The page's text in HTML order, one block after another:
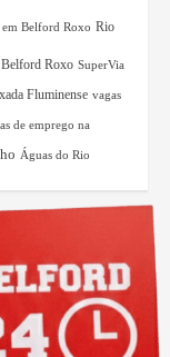
em Belford Roxo Rio
Belford Roxo SuperVia
Fluminense vagas
de emprego na
Águas do Rio